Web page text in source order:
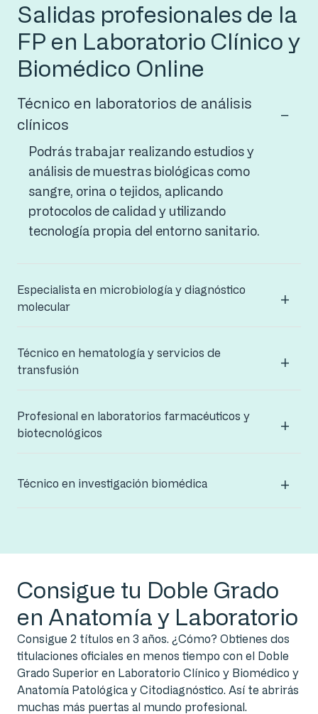
Salidas profesionales de la
FP en Laboratorio Clínico y
Biomédico Online
Técnico en laboratorios de análisis
clínicos
Podrás trabajar realizando estudios y
análisis de muestras biológicas como
sangre, orina o tejidos, aplicando
protocolos de calidad y utilizando
tecnología propia del entorno sanitario.
Especialista en microbiología y diagnóstico
molecular
Técnico en hematología y servicios de
transfusión
Profesional en laboratorios farmacéuticos y
biotecnológicos
Técnico en investigación biomédica
Consigue tu Doble Grado
en Anatomía y Laboratorio
Consigue 2 títulos en 3 años. ¿Cómo? Obtienes dos
titulaciones oficiales en menos tiempo con el Doble
Grado Superior en Laboratorio Clínico y Biomédico y
Anatomía Patológica y Citodiagnóstico. Así te abrirás
muchas más puertas al mundo profesional.